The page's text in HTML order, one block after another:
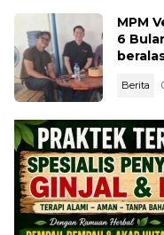
MPM
6
Berita